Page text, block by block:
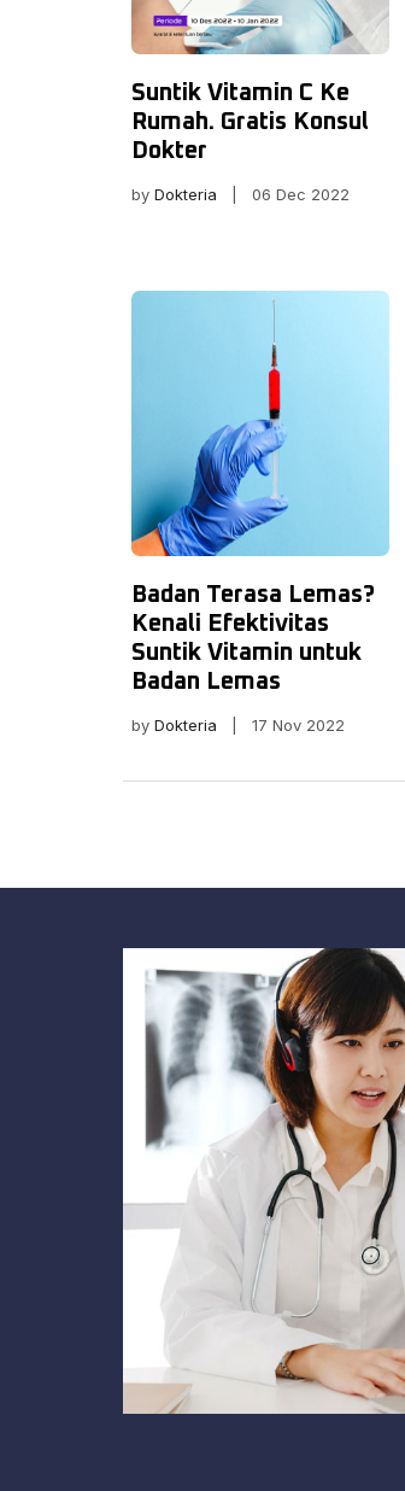
Suntik Vitamin C Ke
Rumah. Gratis Konsul
Dokter
by Dokteria | 06 Dec 2022
Badan Terasa Lemas?
Kenali Efektivitas
Suntik Vitamin untuk
Badan Lemas
by Dokteria | 17 Nov 2022